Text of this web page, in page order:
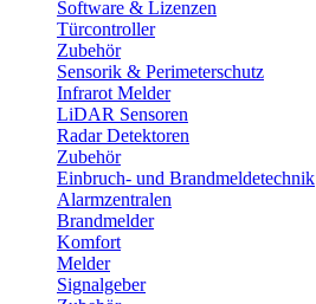
Software & Lizenzen
Türcontroller
Zubehör
Sensorik & Perimeterschutz
Infrarot Melder
LiDAR Sensoren
Radar Detektoren
Zubehör
Einbruch- und Brandmeldetechnik
Alarmzentralen
Brandmelder
Komfort
Melder
Signalgeber